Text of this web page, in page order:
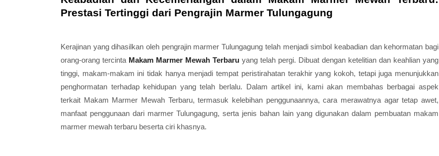
Prestasi Tertinggi dari Pengrajin Marmer Tulungagung
Kerajinan yang dihasilkan oleh pengrajin marmer Tulungagung telah menjadi simbol keabadian dan kehormatan bagi
orang-orang tercinta Makam Marmer Mewah Terbaru yang telah pergi. Dibuat dengan ketelitian dan keahlian yang
tinggi, makam-makam ini tidak hanya menjadi tempat peristirahatan terakhir yang kokoh, tetapi juga menunjukkan
penghormatan terhadap kehidupan yang telah berlalu. Dalam artikel ini, kami akan membahas berbagai aspek
terkait Makam Marmer Mewah Terbaru, termasuk kelebihan penggunaannya, cara merawatnya agar tetap awet,
manfaat penggunaan dari marmer Tulungagung, serta jenis bahan lain yang digunakan dalam pembuatan makam
marmer mewah terbaru beserta ciri khasnya.